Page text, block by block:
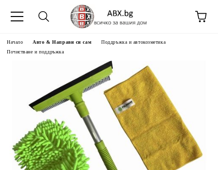
Начало Авто & Направи си сам
Поддръжка и автокозметика
Почистване и поддръжка